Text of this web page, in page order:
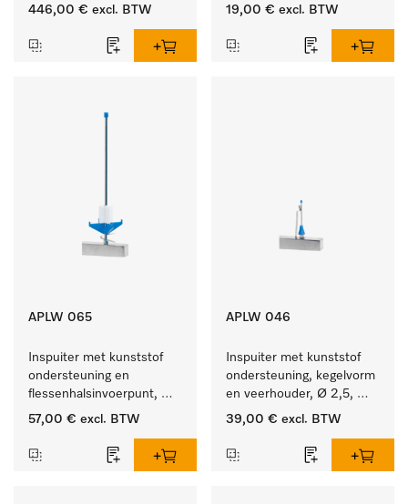
446,00 € excl. BTW
80 mm.
19,00 € excl. BTW
APLW 065
Inspuiter met kunststof
ondersteuning en
flessenhalsinvoerpunt,
ster, Ø 6, lengte 275 mm.
57,00 € excl. BTW
APLW 046
Inspuiter met kunststof
ondersteuning, kegelvorm
en veerhouder, Ø 2,5,
lengte 80 mm.
39,00 € excl. BTW